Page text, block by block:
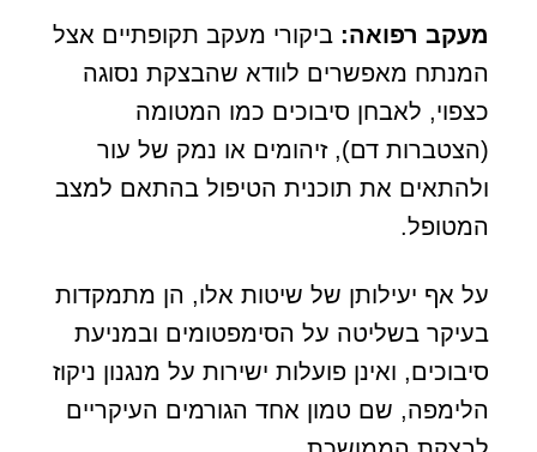
מעקב רפואה: ביקורי מעקב תקופתיים אצל
המנתח מאפשרים לוודא שהבצקת נסוגה
כצפוי, לאבחן סיבוכים כמו המטומה
(הצטברות דם), זיהומים או נמק של עור
ולהתאים את תוכנית הטיפול בהתאם למצב
המטופל.
על אף יעילותן של שיטות אלו, הן מתמקדות
בעיקר בשליטה על הסימפטומים ובמניעת
סיבוכים, ואינן פועלות ישירות על מנגנון ניקוז
הלימפה, שם טמון אחד הגורמים העיקריים